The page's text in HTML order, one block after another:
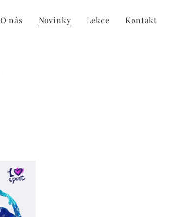
O nás Novinky Lekce Kontakt